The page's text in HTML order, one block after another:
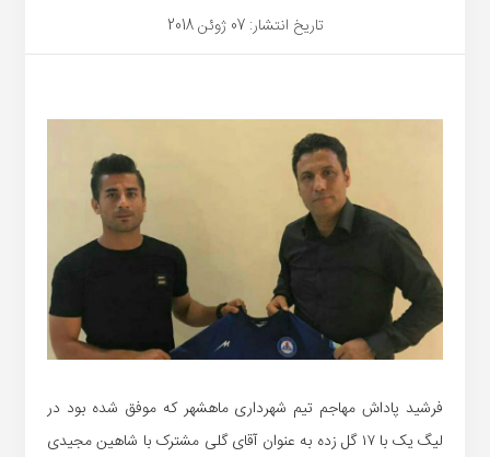
تاریخ انتشار: 07 ژوئن 2018
فرشید پاداش مهاجم تیم شهرداری ماهشهر که موفق شده بود در
لیگ یک با ١٧ گل زده به عنوان آقای گلی مشترک با شاهین مجیدی